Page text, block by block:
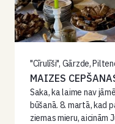
"Cīrulīši", Gārzde,
MAIZES
Saka, ka laime nav
būšanā. 8. martā, kad
ziemas mieru, aicinām